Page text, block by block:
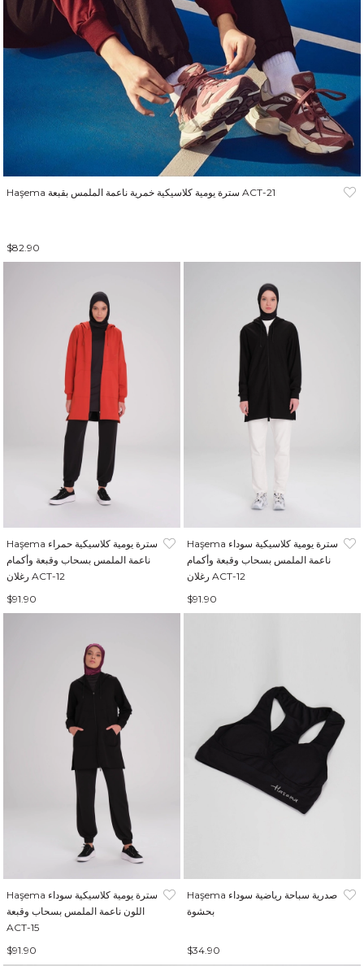
Haşema سترة يومية كلاسيكية خمرية ناعمة الملمس بقبعة ACT-21
$82.90
Haşema سترة يومية كلاسيكية حمراء
ناعمة الملمس بسحاب وقبعة وأكمام
رغلان ACT-12
$91.90
Haşema سترة يومية كلاسيكية سوداء
ناعمة الملمس بسحاب وقبعة وأكمام
رغلان ACT-12
$91.90
Haşema سترة يومية كلاسيكية سوداء
اللون ناعمة الملمس بسحاب وقبعة
ACT-15
$91.90
Haşema صدرية سباحة رياضية سوداء
بحشوة
$34.90